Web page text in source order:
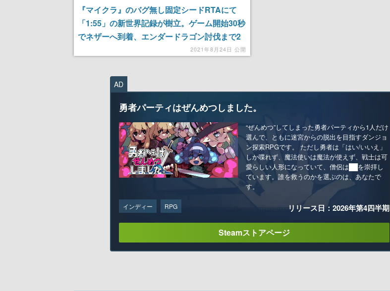
『マイクラ』のバグ無し固定シードRTAにて
「1:55」の新世界記録が樹立。ゲーム開始30秒
でネザーへ到着、エンダードラゴン討伐まで2
2021年8月24日 公開
AD
勇者パーティはぜんめつしました。
“ぜんめつ”してしまった勇者パーティから1人だけ
選んで、ともに迷宮からの脱出を目指すダンジョ
ン探索RPGです。 ただし勇者は「はい/いいえ」
しか喋れず、魔法使いは魔法が使えず、戦士は可
愛らしい人形になっていて、僧侶は██を崇拝し
ています。誰を救うのかを選ぶのは、あなたで
す。
インディー RPG リリース日：2026年第4四半期
Steamストアページ